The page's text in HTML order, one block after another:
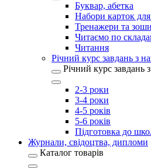
Буквар, абетка
Набори карток
Тренажери та
Читаємо по
Читання
Річний курс завдань з
Річний курс завдань
2-3 роки
3-4 роки
4-5 років
5-6 років
Підготовка до
Журнали, свідоцтва, дипломи
Каталог товарів